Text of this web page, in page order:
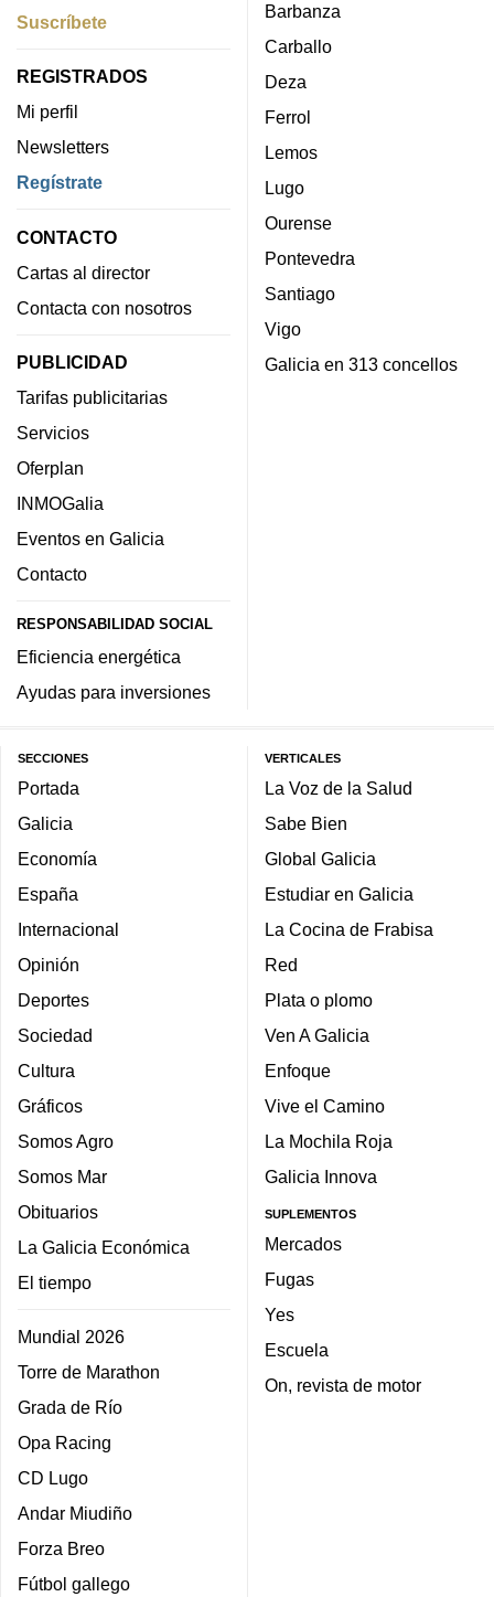
Suscríbete
REGISTRADOS
Mi perfil
Newsletters
Regístrate
CONTACTO
Cartas al director
Contacta con nosotros
PUBLICIDAD
Tarifas publicitarias
Servicios
Oferplan
INMOGalia
Eventos en Galicia
Contacto
RESPONSABILIDAD SOCIAL
Eficiencia energética
Ayudas para inversiones
Barbanza
Carballo
Deza
Ferrol
Lemos
Lugo
Ourense
Pontevedra
Santiago
Vigo
Galicia en 313 concellos
SECCIONES
Portada
Galicia
Economía
España
Internacional
Opinión
Deportes
Sociedad
Cultura
Gráficos
Somos Agro
Somos Mar
Obituarios
La Galicia Económica
El tiempo
Mundial 2026
Torre de Marathon
Grada de Río
Opa Racing
CD Lugo
Andar Miudiño
Forza Breo
Fútbol gallego
VERTICALES
La Voz de la Salud
Sabe Bien
Global Galicia
Estudiar en Galicia
La Cocina de Frabisa
Red
Plata o plomo
Ven A Galicia
Enfoque
Vive el Camino
La Mochila Roja
Galicia Innova
SUPLEMENTOS
Mercados
Fugas
Yes
Escuela
On, revista de motor